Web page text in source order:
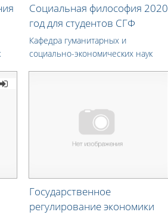
Социальная философия 2020
год для студентов СГФ
Кафедра гуманитарных и
социально-экономических наук
Государственное
регулирование экономики